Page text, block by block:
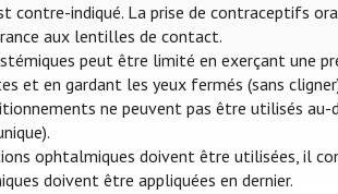
contre-indiqué. La prise de contraceptifs
aux lentilles de contact.
peut être limité en exerçant une
et en gardant les yeux fermés (sans
ne peuvent pas être utilisés
ophtalmiques doivent être utilisées, il
doivent être appliquées en dernier.